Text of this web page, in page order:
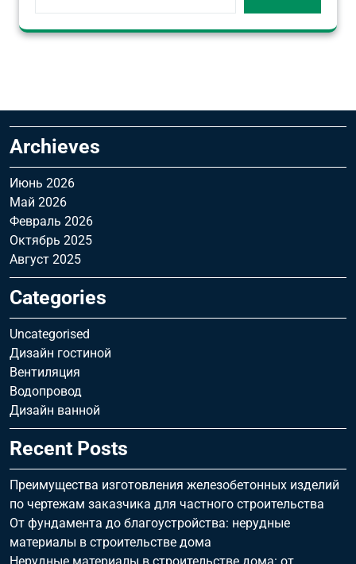
Archieves
Июнь 2026
Май 2026
Февраль 2026
Октябрь 2025
Август 2025
Categories
Uncategorised
Дизайн гостиной
Вентиляция
Водопровод
Дизайн ванной
Recent Posts
Преимущества изготовления железобетонных изделий
по чертежам заказчика для частного строительства
От фундамента до благоустройства: нерудные
материалы в строительстве дома